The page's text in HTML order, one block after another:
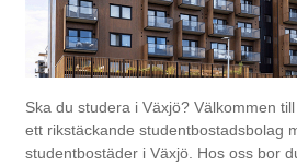
Ska du studera i Växjö? Välkommen till
ett rikstäckande studentbostadsbolag
studentbostäder i Växjö. Hos oss bor